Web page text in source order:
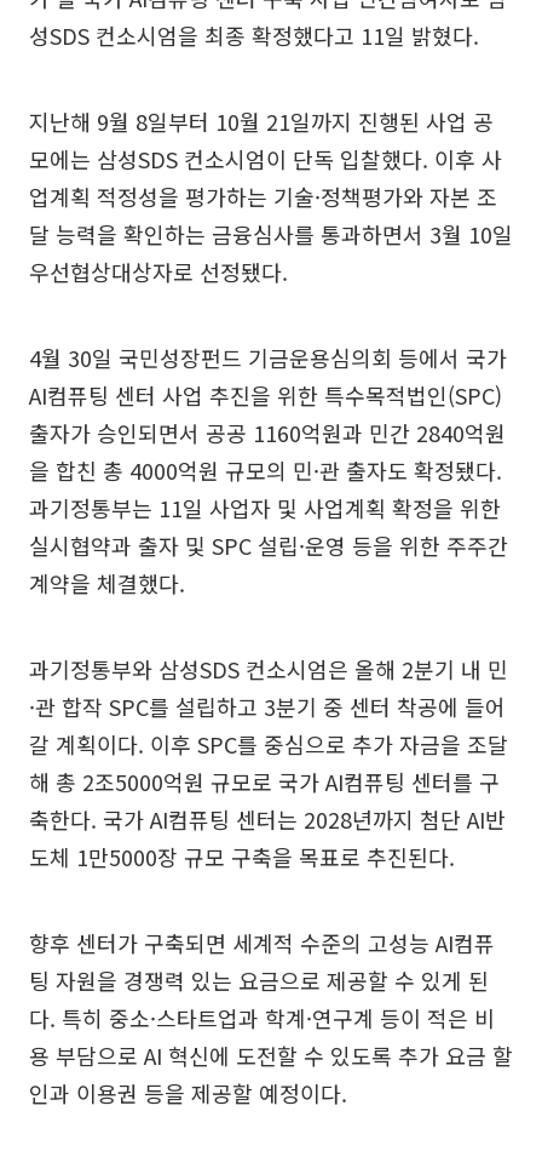
성SDS 컨소시엄을 최종 확정했다고 11일 밝혔다.
지난해 9월 8일부터 10월 21일까지 진행된 사업 공
모에는 삼성SDS 컨소시엄이 단독 입찰했다. 이후 사
업계획 적정성을 평가하는 기술·정책평가와 자본 조
달 능력을 확인하는 금융심사를 통과하면서 3월 10일
우선협상대상자로 선정됐다.
4월 30일 국민성장펀드 기금운용심의회 등에서 국가
AI컴퓨팅 센터 사업 추진을 위한 특수목적법인(SPC)
출자가 승인되면서 공공 1160억원과 민간 2840억원
을 합친 총 4000억원 규모의 민·관 출자도 확정됐다.
과기정통부는 11일 사업자 및 사업계획 확정을 위한
실시협약과 출자 및 SPC 설립·운영 등을 위한 주주간
계약을 체결했다.
과기정통부와 삼성SDS 컨소시엄은 올해 2분기 내 민
·관 합작 SPC를 설립하고 3분기 중 센터 착공에 들어
갈 계획이다. 이후 SPC를 중심으로 추가 자금을 조달
해 총 2조5000억원 규모로 국가 AI컴퓨팅 센터를 구
축한다. 국가 AI컴퓨팅 센터는 2028년까지 첨단 AI반
도체 1만5000장 규모 구축을 목표로 추진된다.
향후 센터가 구축되면 세계적 수준의 고성능 AI컴퓨
팅 자원을 경쟁력 있는 요금으로 제공할 수 있게 된
다. 특히 중소·스타트업과 학계·연구계 등이 적은 비
용 부담으로 AI 혁신에 도전할 수 있도록 추가 요금 할
인과 이용권 등을 제공할 예정이다.